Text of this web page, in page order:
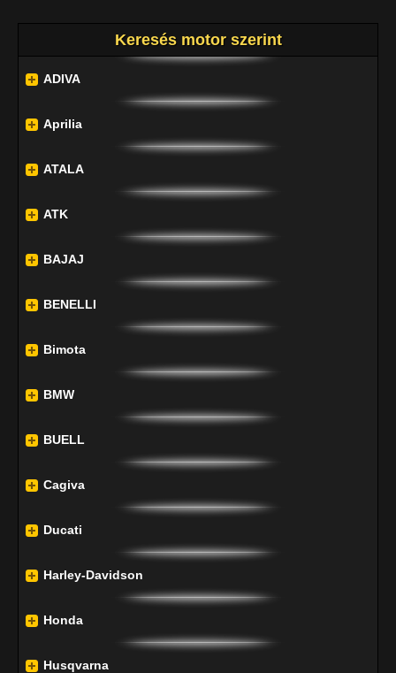
Keresés motor szerint
ADIVA
Aprilia
ATALA
ATK
BAJAJ
BENELLI
Bimota
BMW
BUELL
Cagiva
Ducati
Harley-Davidson
Honda
Husqvarna